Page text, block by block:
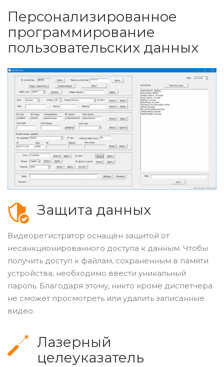
Персонализированное
программирование
пользовательских данных
Защита данных
Видеорегистратор оснащён защитой от
несанкционированного доступа к данным. Чтобы
получить доступ к файлам, сохраненным в памяти
устройства, необходимо ввести уникальный
пароль. Благодаря этому, никто кроме диспетчера
не сможет просмотреть или удалить записанные
видео.
Лазерный
целеуказатель